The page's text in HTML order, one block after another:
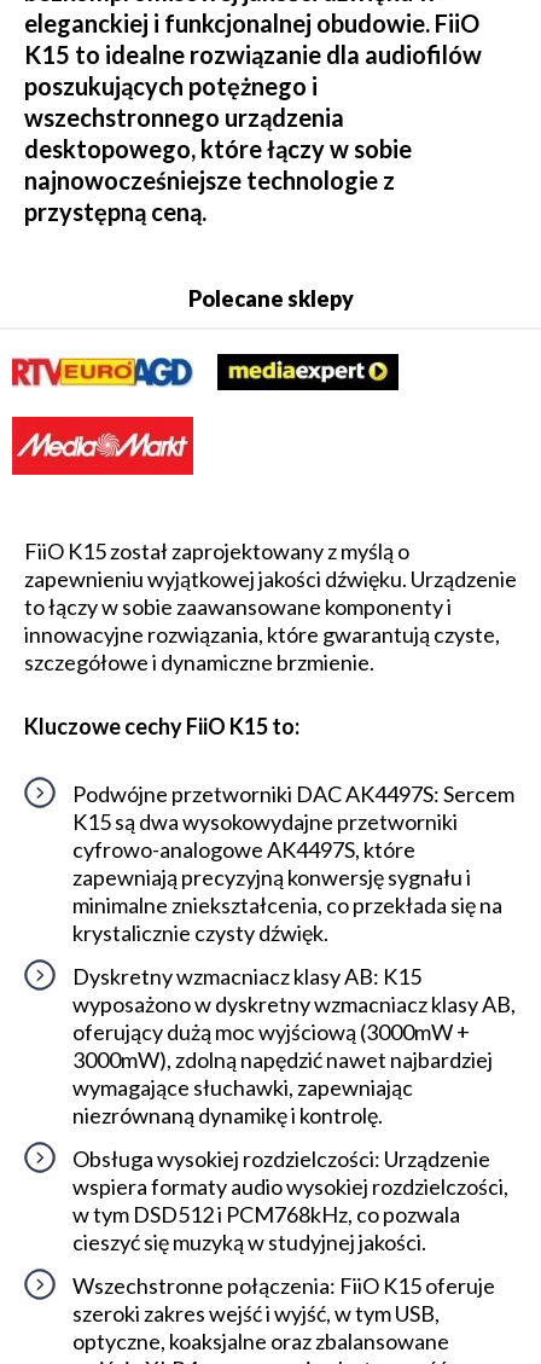
eleganckiej i funkcjonalnej obudowie. FiiO
K15 to idealne rozwiązanie dla audiofilów
poszukujących potężnego i
wszechstronnego urządzenia
desktopowego, które łączy w sobie
najnowocześniejsze technologie z
przystępną ceną.
Polecane sklepy
FiiO K15 został zaprojektowany z myślą o
zapewnieniu wyjątkowej jakości dźwięku. Urządzenie
to łączy w sobie zaawansowane komponenty i
innowacyjne rozwiązania, które gwarantują czyste,
szczegółowe i dynamiczne brzmienie.
Kluczowe cechy FiiO K15 to:
Podwójne przetworniki DAC AK4497S: Sercem
K15 są dwa wysokowydajne przetworniki
cyfrowo-analogowe AK4497S, które
zapewniają precyzyjną konwersję sygnału i
minimalne zniekształcenia, co przekłada się na
krystalicznie czysty dźwięk.
Dyskretny wzmacniacz klasy AB: K15
wyposażono w dyskretny wzmacniacz klasy AB,
oferujący dużą moc wyjściową (3000mW +
3000mW), zdolną napędzić nawet najbardziej
wymagające słuchawki, zapewniając
niezrównaną dynamikę i kontrolę.
Obsługa wysokiej rozdzielczości: Urządzenie
wspiera formaty audio wysokiej rozdzielczości,
w tym DSD512 i PCM768kHz, co pozwala
cieszyć się muzyką w studyjnej jakości.
Wszechstronne połączenia: FiiO K15 oferuje
szeroki zakres wejść i wyjść, w tym USB,
optyczne, koaksjalne oraz zbalansowane